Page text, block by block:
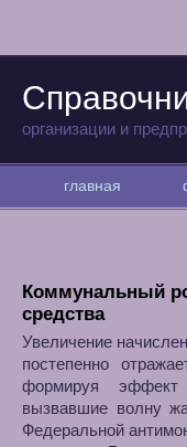
организации и
главная
Коммунальный
средства
Увеличение
постепенно
формируя эффект
вызвавшие волну
Федеральной